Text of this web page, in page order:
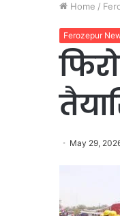
Home /
Ferozepur
May 29,